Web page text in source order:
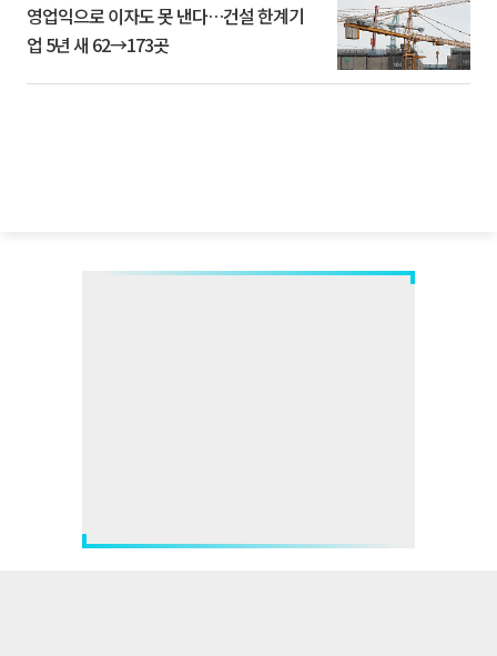
영업익으로 이자도 못 낸다…건설 한계기
업 5년 새 62→173곳